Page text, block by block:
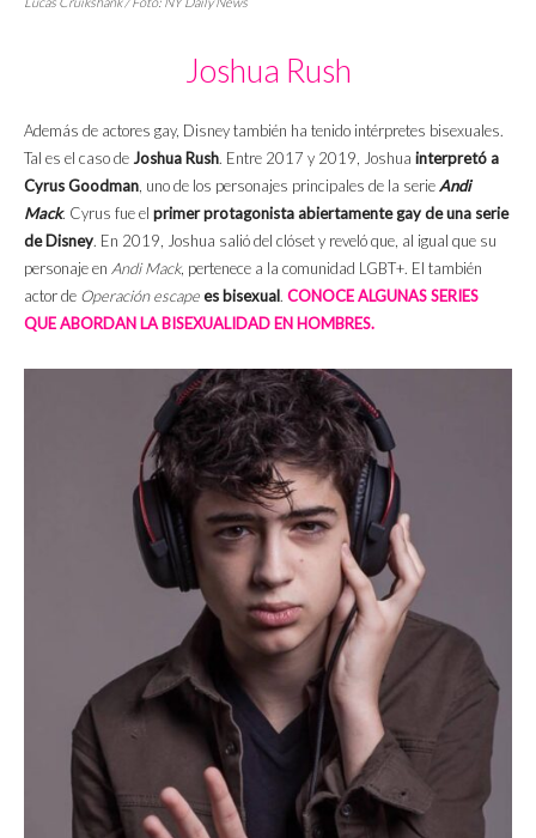
Joshua Rush
Además de actores gay, Disney también ha tenido intérpretes bisexuales.
Tal es el caso de Joshua Rush. Entre 2017 y 2019, Joshua interpretó a
Cyrus Goodman , uno de los personajes principales de la serieAndi
Mack. Cyrus fue el primer protagonista abiertamente gay de una serie
de Disney. En 2019, Joshua salió del clóset y reveló que, al igual que su
personaje en Andi Mack, pertenece a la comunidad LGBT+. El también
actor de Operación escapees bisexual. CONOCE ALGUNAS SERIES
QUE ABORDAN LA BISEXUALIDAD EN HOMBRES.